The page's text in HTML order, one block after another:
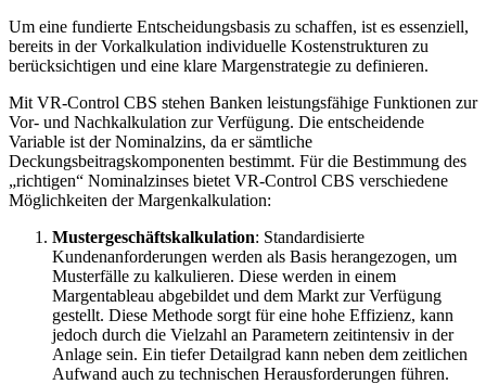
Um eine fundierte Entscheidungsbasis zu schaffen, ist es essenziell,
bereits in der Vorkalkulation individuelle Kostenstrukturen zu
berücksichtigen und eine klare Margenstrategie zu definieren.
Mit VR-Control CBS stehen Banken leistungsfähige Funktionen zur
Vor- und Nachkalkulation zur Verfügung. Die entscheidende
Variable ist der Nominalzins, da er sämtliche
Deckungsbeitragskomponenten bestimmt. Für die Bestimmung des
„richtigen“ Nominalzinses bietet VR-Control CBS verschiedene
Möglichkeiten der Margenkalkulation:
Mustergeschäftskalkulation: Standardisierte
Kundenanforderungen werden als Basis herangezogen, um
Musterfälle zu kalkulieren. Diese werden in einem
Margentableau abgebildet und dem Markt zur Verfügung
gestellt. Diese Methode sorgt für eine hohe Effizienz, kann
jedoch durch die Vielzahl an Parametern zeitintensiv in der
Anlage sein. Ein tiefer Detailgrad kann neben dem zeitlichen
Aufwand auch zu technischen Herausforderungen führen.